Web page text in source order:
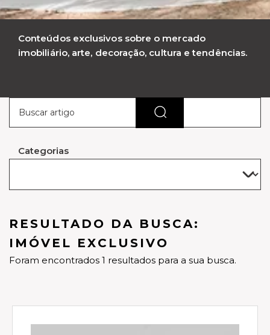
Conteúdos exclusivos sobre o mercado
imobiliário, arte, decoração, cultura e tendências.
Categorias
RESULTADO DA BUSCA:
IMÓVEL EXCLUSIVO
Foram encontrados 1 resultados para a sua busca.